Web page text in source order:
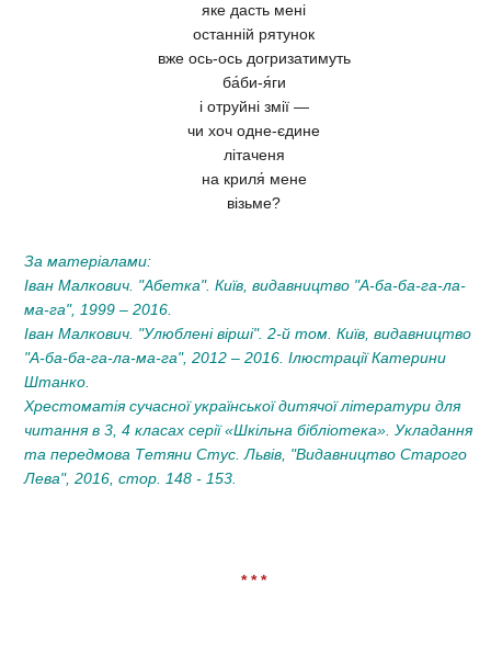
яке дасть мені
останній рятунок
вже ось-ось догризатимуть
ба́би-я́ги
і отруйні змії —
чи хоч одне-єдине
літаченя
на криля́ мене
візьме?
За матеріалами:
Іван Малкович. "Абетка". Київ, видавництво "А-ба-ба-га-ла-
ма-га", 1999 – 2016.
Іван Малкович. "Улюблені вірші". 2-й том. Київ, видавництво
"А-ба-ба-га-ла-ма-га", 2012 – 2016. Ілюстрації Катерини
Штанко.
Хрестоматія сучасної української дитячої літератури для
читання в 3, 4 класах серії «Шкільна бібліотека». Укладання
та передмова Тетяни Стус. Львів, "Видавництво Старого
Лева", 2016, стор. 148 - 153.
* * *